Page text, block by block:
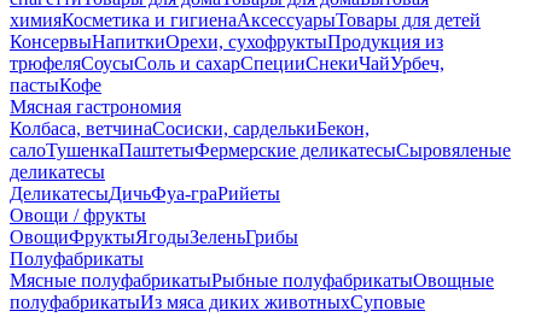
химияКосметика и гигиенаАксессуарыТовары для детей
КонсервыНапиткиОрехи, сухофруктыПродукция из
трюфеляСоусыСоль и сахарСпецииСнекиЧайУрбеч,
пастыКофе
Мясная гастрономия
Колбаса, ветчинаСосиски, сарделькиБекон,
салоТушенкаПаштетыФермерские деликатесыСыровяленые
деликатесы
ДеликатесыДичьФуа-граРийеты
Овощи / фрукты
ОвощиФруктыЯгодыЗеленьГрибы
Полуфабрикаты
Мясные полуфабрикатыРыбные полуфабрикатыОвощные
полуфабрикатыИз мяса диких животныхСуповые